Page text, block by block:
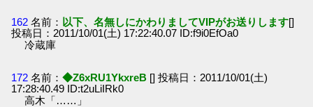
162 名前： 以下、名無しにかわりましてVIPがお送りします[]
投稿日：2011/10/01(土) 17:22:40.07 ID:f9i0EfOa0
冷蔵庫
172 名前：◆Z6xRU1YkxreB [] 投稿日：2011/10/01(土)
17:28:40.49 ID:t2uLiIRk0
高木「……」